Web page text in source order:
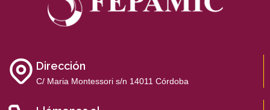
Dirección
C/ Maria Montessori s/n 14011 Córdoba